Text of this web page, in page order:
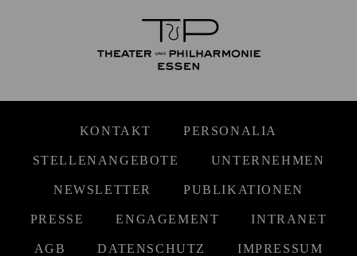
KONTAKT PERSONALIA
STELLENANGEBOTE UNTERNEHMEN
NEWSLETTER PUBLIKATIONEN
PRESSE ENGAGEMENT INTRANET
AGB DATENSCHUTZ IMPRESSUM